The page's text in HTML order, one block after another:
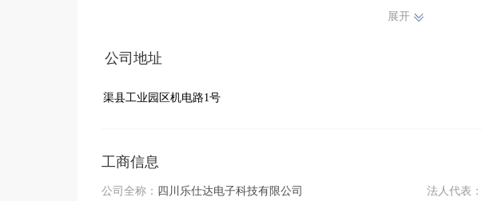
事业部，具备年生产200万对（“14*16”导电玻璃）显示屏和触摸屏的能力。
能力，能够完全按照客户的要求对产品进行设计及研发和生产。
车载音响等需要显示对接的领域，使生活更加方便。
为地方经济做出杰出贡献。
展开
公司地址
渠县工业园区机电路1号
工商信息
公司全称： 四川乐仕达电子科技有限公司
法人代表：